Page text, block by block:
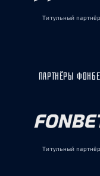
Титульный партнёр
ПАРТНЁРЫ
Титульный партнёр